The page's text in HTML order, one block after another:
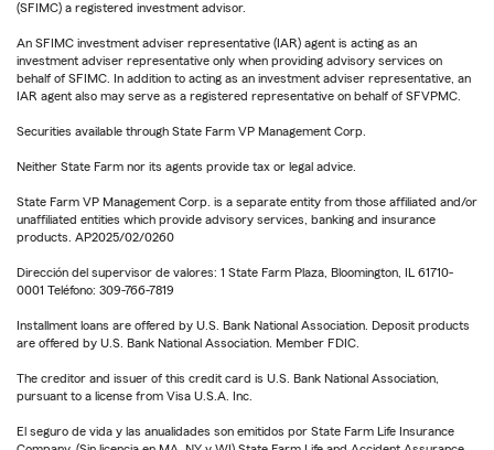
(SFIMC) a registered investment advisor.
An SFIMC investment adviser representative (IAR) agent is acting as an
investment adviser representative only when providing advisory services on
behalf of SFIMC. In addition to acting as an investment adviser representative, an
IAR agent also may serve as a registered representative on behalf of SFVPMC.
Securities available through State Farm VP Management Corp.
Neither State Farm nor its agents provide tax or legal advice.
State Farm VP Management Corp. is a separate entity from those affiliated and/or
unaffiliated entities which provide advisory services, banking and insurance
products. AP2025/02/0260
Dirección del supervisor de valores: 1 State Farm Plaza, Bloomington, IL 61710-
0001 Teléfono: 309-766-7819
Installment loans are offered by U.S. Bank National Association. Deposit products
are offered by U.S. Bank National Association. Member FDIC.
The creditor and issuer of this credit card is U.S. Bank National Association,
pursuant to a license from Visa U.S.A. Inc.
El seguro de vida y las anualidades son emitidos por State Farm Life Insurance